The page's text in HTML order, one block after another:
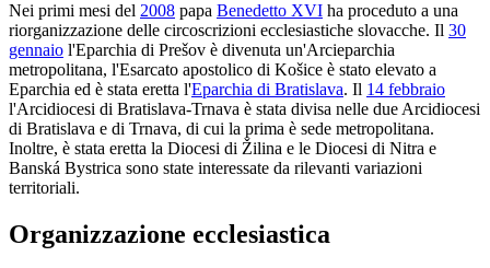
Nei primi mesi del 2008 papa Benedetto XVI ha proceduto a una
riorganizzazione delle circoscrizioni ecclesiastiche slovacche. Il 30
gennaio l'Eparchia di Prešov è divenuta un'Arcieparchia
metropolitana, l'Esarcato apostolico di Košice è stato elevato a
Eparchia ed è stata eretta l'Eparchia di Bratislava. Il 14 febbraio
l'Arcidiocesi di Bratislava-Trnava è stata divisa nelle due Arcidiocesi
di Bratislava e di Trnava, di cui la prima è sede metropolitana.
Inoltre, è stata eretta la Diocesi di Žilina e le Diocesi di Nitra e
Banská Bystrica sono state interessate da rilevanti variazioni
territoriali.
Organizzazione ecclesiastica